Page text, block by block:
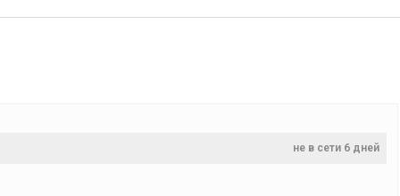
не в сети 6 дней